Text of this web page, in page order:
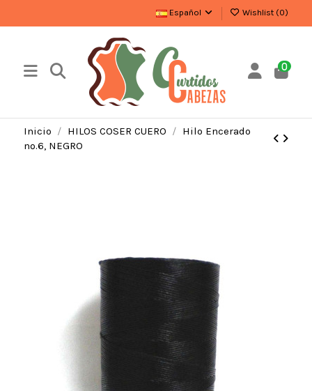
Español Wishlist (0)
0
Inicio HILOS COSER CUERO
Hilo Encerado
nº.6, NEGRO